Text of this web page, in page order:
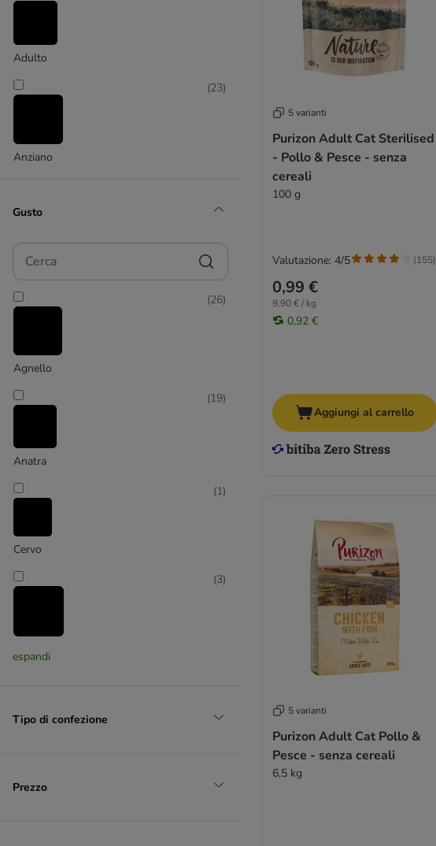
Natural Trainer
Altri brand
Adulto
Anziano
(23)
Gusto
Cerca
Agnello
(26)
Anatra
(19)
Cervo
(1)
Coniglio
(3)
espandi
Tipo di confezione
Prezzo
5 varianti
Purizon Adult Cat Sterilised
- Pollo & Pesce - senza
cereali
100 g
0,99 €
9,90 € / kg
0,92 €
Valutazione: 4/5 (155)
Aggiungi al carrello
5 varianti
Purizon Adult Cat Pollo &
Pesce - senza cereali
6,5 kg